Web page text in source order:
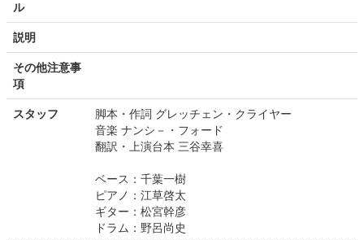
ル
説明
その他注意事
項
スタッフ
脚本・作詞 グレッチェン・クライヤー
音楽 ナンシ－・フォード
翻訳・上演台本 三谷幸喜
ベース：千葉一樹
ピアノ：江草啓太
ギター：松宮幹彦
ドラム：野呂尚史